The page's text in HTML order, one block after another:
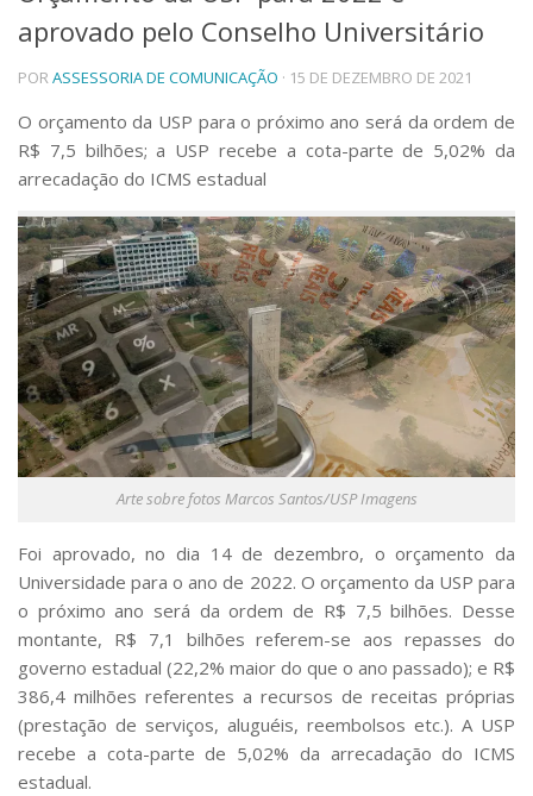
Telefones e Mapas
Pessoas
Ensino
Graduação
Pós-Graduação
Educação a distância
Cursos de Extensão
Pesquisa e Inovação
Linhas de Pesquisa
Centros, Núcleos e Projetos em Rede
Pós-doutorado
Iniciação Científica
Transferência de Tecnologia
Empresas Juniores
Extensão à Comunidade
Projetos, Programas e Cursos
Artes, Cultura e Esportes
Museus e Espaços Interativos
Serviços
Bibliotecas
Apoio ao Estudante
Segurança, Trânsito e Prevenção
RH, Administrativo e Financeiro
Outros serviços
Comunicação
Assessorias e Mídias
Aplicativos e Sites
aprovado pelo Conselho Universitário
PORASSESSORIA DE COMUNICAÇÃO · 15 DE DEZEMBRO DE 2021
O orçamento da USP para o próximo ano será da ordem de
R$ 7,5 bilhões; a USP recebe a cota-parte de 5,02% da
arrecadação do ICMS estadual
Arte sobre fotos Marcos Santos/USP Imagens
Foi aprovado, no dia 14 de dezembro, o orçamento da
Universidade para o ano de 2022. O orçamento da USP para
o próximo ano será da ordem de R$ 7,5 bilhões. Desse
montante, R$ 7,1 bilhões referem-se aos repasses do
governo estadual (22,2% maior do que o ano passado); e R$
386,4 milhões referentes a recursos de receitas próprias
(prestação de serviços, aluguéis, reembolsos etc.). A USP
recebe a cota-parte de 5,02% da arrecadação do ICMS
estadual.